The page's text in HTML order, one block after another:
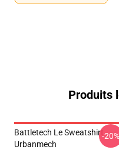
Produits
Battletech Le Sweatshirt
Urbanmech
-20%